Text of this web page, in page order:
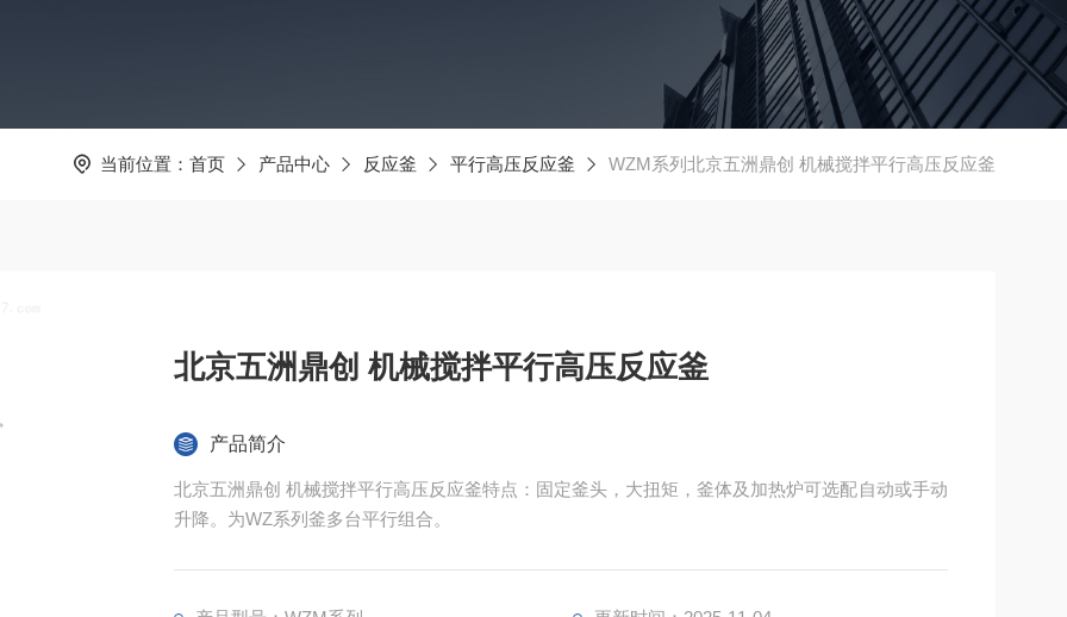
当前位置： 首页 产品中心 反应釜 平行高压反应釜 WZM系列北京五洲鼎创 机械搅拌平行高压反应釜
北京五洲鼎创 机械搅拌平行高压反应釜
产品简介
北京五洲鼎创 机械搅拌平行高压反应釜特点：固定釜头，大扭矩，釜体及加热炉可选配自动或手动
升降。为WZ系列釜多台平行组合。